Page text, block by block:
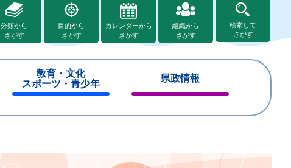
分類から
さがす
目的から
さがす
カレンダーから
さがす
組織から
さがす
検索して
さがす
教育・文化
スポーツ・青少年
じ
県政情報
じ